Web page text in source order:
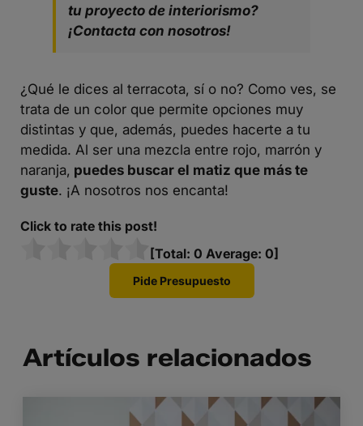
tu proyecto de interiorismo?
¡Contacta con nosotros!
¿Qué le dices al terracota, sí o no? Como ves, se
trata de un color que permite opciones muy
distintas y que, además, puedes hacerte a tu
medida. Al ser una mezcla entre rojo, marrón y
naranja, puedes buscar el matiz que más te
guste. ¡A nosotros nos encanta!
Click to rate this post!
[Total: 0 Average: 0]
Pide Presupuesto
Artículos relacionados